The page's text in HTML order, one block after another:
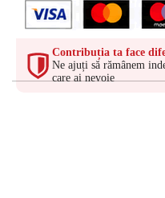
Contribuția ta face
Ne ajuți să rămânem
care ai nevoie